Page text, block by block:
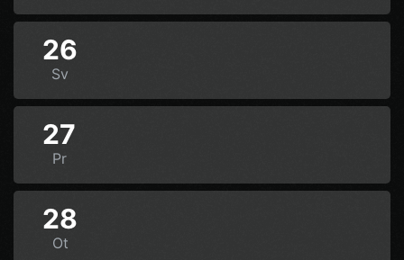
26
Sv
27
Pr
28
Ot